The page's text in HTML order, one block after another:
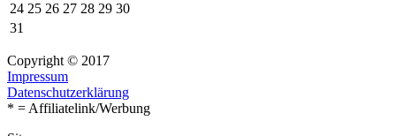
24 25 26 27 28 29 30
31
Copyright © 2017
Impressum
Datenschutzerklärung
* = Affiliatelink/Werbung